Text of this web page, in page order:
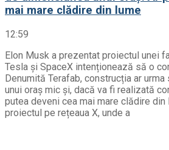
mai mare clădire din lume
12:59
Elon Musk a prezentat proiectul unei
Tesla și SpaceX intenționează să o
Denumită Terafab, construcția ar
unui oraș mic și, dacă va fi realizată
putea deveni cea mai mare clădire
proiectul pe rețeaua X, unde a